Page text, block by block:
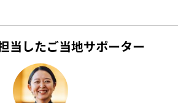
当したご当地サポーター